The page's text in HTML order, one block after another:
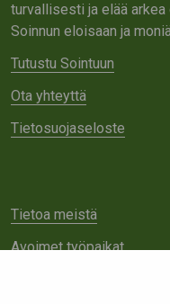
turvallisesti ja elää arkea
Soinnun eloisaan ja
Tutustu Sointuun
Ota yhteyttä
Tietosuojaseloste
Tietoa meistä
Avoimet työpaikat